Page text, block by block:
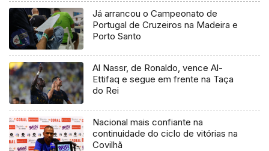
Já arrancou o Campeonato de
Portugal de Cruzeiros na Madeira e
Porto Santo
Al Nassr, de Ronaldo, vence Al-
Ettifaq e segue em frente na Taça
do Rei
Nacional mais confiante na
continuidade do ciclo de vitórias na
Covilhã